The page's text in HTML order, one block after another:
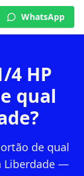
WhatsApp
4 HP
qual
de qual
Liberdade —